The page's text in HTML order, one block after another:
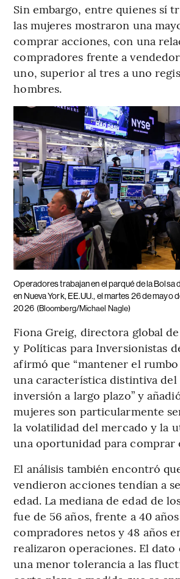
Sin embargo, entre quienes sí
las mujeres mostraron una
comprar acciones, con una
compradores frente a
uno, superior al tres a uno
hombres.
Operadores trabajan en el parqué de la Bolsa
en Nueva York, EE.UU., el martes 26 de mayo
2026 (Bloomberg/Michael Nagle)
Fiona Greig, directora global
y Políticas para Inversionistas
afirmó que “mantener el
una característica distintiva
inversión a largo plazo” y
mujeres son particularmente
la volatilidad del mercado y la
una oportunidad para comprar
El análisis también encontró
vendieron acciones tendían a
edad. La mediana de edad de
fue de 56 años, frente a 40
compradores netos y 48 años
realizaron operaciones. El
una menor tolerancia a las